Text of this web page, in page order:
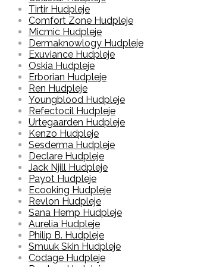
Tirtir Hudpleje
Comfort Zone Hudpleje
Micmic Hudpleje
Dermaknowlogy Hudpleje
Exuviance Hudpleje
Oskia Hudpleje
Erborian Hudpleje
Ren Hudpleje
Youngblood Hudpleje
Refectocil Hudpleje
Urtegaarden Hudpleje
Kenzo Hudpleje
Sesderma Hudpleje
Declare Hudpleje
Jack Njill Hudpleje
Payot Hudpleje
Ecooking Hudpleje
Revlon Hudpleje
Sana Hemp Hudpleje
Aurelia Hudpleje
Philip B. Hudpleje
Smuuk Skin Hudpleje
Codage Hudpleje